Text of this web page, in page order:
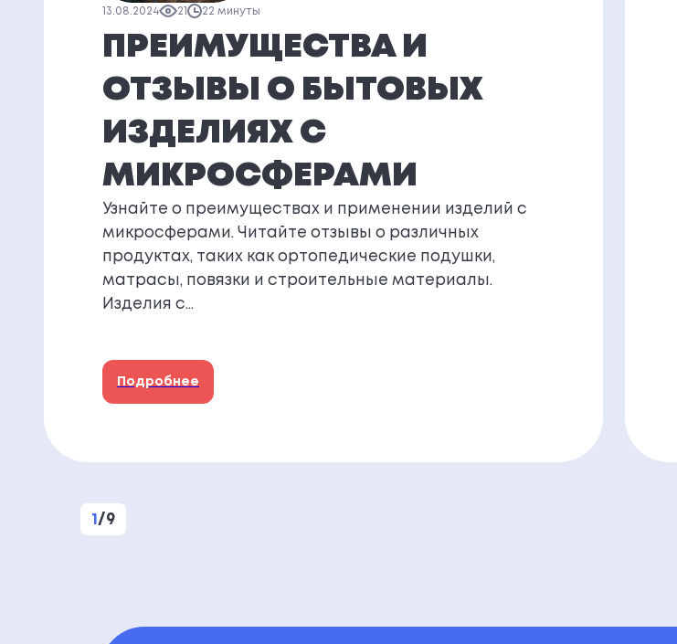
13.08.2024 21 22 минуты
ПРЕИМУЩЕСТВА И
ОТЗЫВЫ О БЫТОВЫХ
ИЗДЕЛИЯХ С
МИКРОСФЕРАМИ
Узнайте о преимуществах и применении изделий с
микросферами. Читайте отзывы о различных
продуктах, таких как ортопедические подушки,
матрасы, повязки и строительные материалы.
Изделия с…
Подробнее
1 / 9